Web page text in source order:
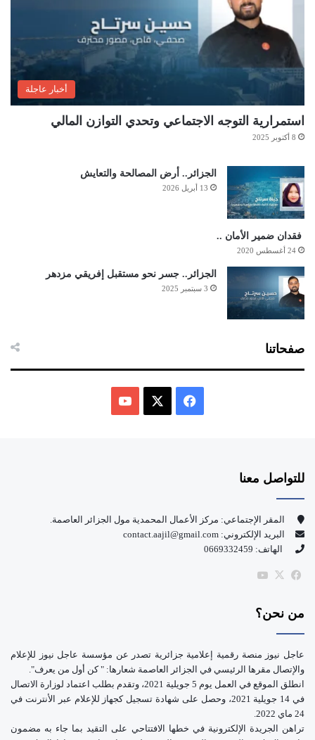
أخبار عاجلة
استمرارية التوجه الاجتماعي وتحدي التوازن المالي
8 أكتوبر 2025
الجزائر.. أرض المصالحة والتعايش
13 أبريل 2026
فقدان ضمير الأمان ..
24 أغسطس 2020
الجزائر.. جسر نحو مستقبل إفريقي مزدهر
3 سبتمبر 2025
صفحاتنا
و
ك
للتواصل معنا
المقر الإجتماعي: مركز الأعمال المحمدية مول الجزائر العاصمة.
البريد الإلكتروني: contact.aajil@gmail.com
الهاتف: 0669332459
فيسبوك
‫X
من نحن؟
عاجل نيوز منصة رقمية إعلامية جزائرية تصدر عن مؤسسة عاجل نيوز للإعلام
والإتصال مقرها الرئيسي في الجزائر العاصمة شعارها: " كن أول من يعرف".
انطلق الموقع في العمل يوم 5 جويلية 2021، وتقدم بطلب اعتماد لوزارة الاتصال
في 14 جويلية 2021، وحصل على شهادة تسجيل كجهاز للإعلام عبر الأنترنت في
24 ماي 2022.
تراهن الجريدة الإلكترونية في خطها الافتتاحي على التقيد بما جاء به مضمون